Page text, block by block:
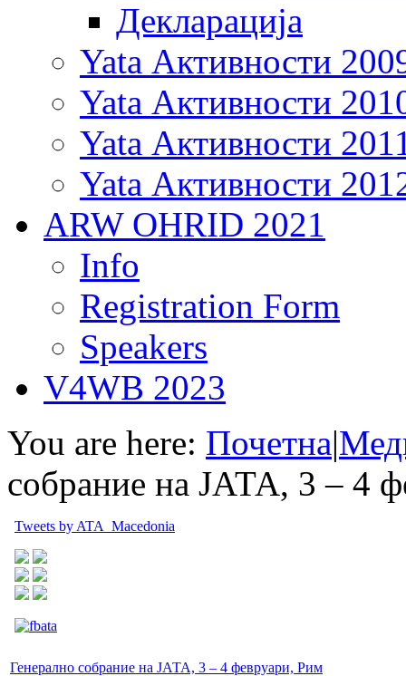
Декларација
Yata Активности
Yata Активности
Yata Активности
Yata Активности
ARW OHRID 2021
Info
Registration Form
Speakers
V4WB 2023
You are here: Почетна|
собрание на ЈАТА, 3 – 4
Tweets by ATA_Macedonia
Генерално собрание на ЈАТА, 3 – 4 февруари, Рим